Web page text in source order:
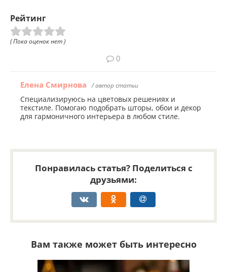
Рейтинг
( Пока оценок нет )
0
Елена Смирнова / автор статьи
Специализируюсь на цветовых решениях и
текстиле. Помогаю подобрать шторы, обои и декор
для гармоничного интерьера в любом стиле.
Понравилась статья? Поделиться с
друзьями:
Вам также может быть интересно